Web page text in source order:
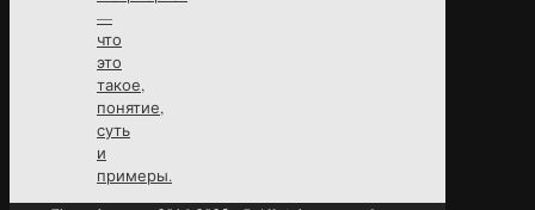
—
что
это
такое,
понятие,
суть
и
примеры.